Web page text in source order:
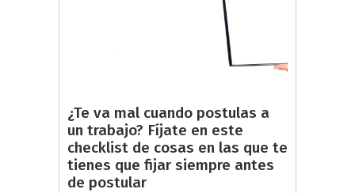
¿Te va mal cuando postulas a
un trabajo? Fíjate en este
checklist de cosas en las que te
tienes que fijar siempre antes
de postular